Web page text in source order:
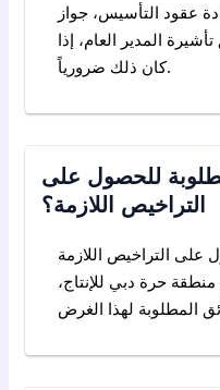
عقود التأسيس، جواز
المدير العام، إذا
كان ذلك ضرورياً.
للحصول على
التراخيص اللازمة؟
التراخيص اللازمة
حرة دبي للإنتاج،